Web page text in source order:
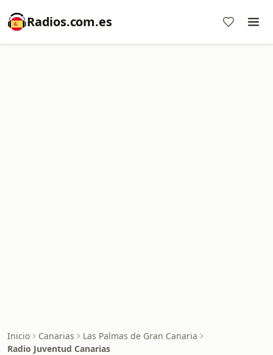
Radios.com.es
Inicio Canarias
Las Palmas de Gran Canaria
Radio Juventud Canarias